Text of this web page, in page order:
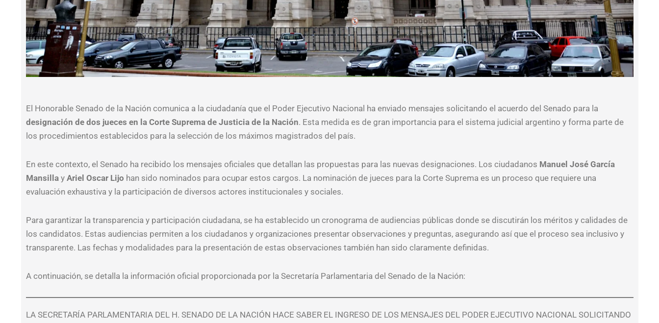
El Honorable Senado de la Nación comunica a la ciudadanía que el Poder Ejecutivo Nacional ha enviado mensajes solicitando el acuerdo del Senado para la
designación de dos jueces en la Corte Suprema de Justicia de la Nación. Esta medida es de gran importancia para el sistema judicial argentino y forma parte de
los procedimientos establecidos para la selección de los máximos magistrados del país.
En este contexto, el Senado ha recibido los mensajes oficiales que detallan las propuestas para las nuevas designaciones. Los ciudadanos Manuel José García
Mansillay Ariel Oscar Lijo han sido nominados para ocupar estos cargos. La nominación de jueces para la Corte Suprema es un proceso que requiere una
evaluación exhaustiva y la participación de diversos actores institucionales y sociales.
Para garantizar la transparencia y participación ciudadana, se ha establecido un cronograma de audiencias públicas donde se discutirán los méritos y calidades de
los candidatos. Estas audiencias permiten a los ciudadanos y organizaciones presentar observaciones y preguntas, asegurando así que el proceso sea inclusivo y
transparente. Las fechas y modalidades para la presentación de estas observaciones también han sido claramente definidas.
A continuación, se detalla la información oficial proporcionada por la Secretaría Parlamentaria del Senado de la Nación:
LA SECRETARÍA PARLAMENTARIA DEL H. SENADO DE LA NACIÓN HACE SABER EL INGRESO DE LOS MENSAJES DEL PODER EJECUTIVO NACIONAL SOLICITANDO